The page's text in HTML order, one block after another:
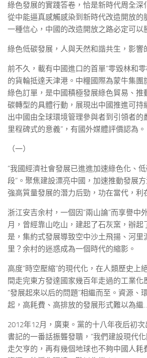
綠色發展的實踐答卷，恰是新時代周全深
從中能逼真感觸感染到新時代改造開放的
一種信心，中國的改造開放之路必定可以
綠色低碳發展，人與天然和諧共生，影響
前不久，載有中國進口的首單“零毀林和
的貨輪抵達天津港。中糧國際為蒙牛集團
綠色訂單，是中國積極發展綠色貿易、推
碳轉型的具體行動，展現出中國推進可持
出中國由全球環境管理參與者到引領者的
里程碑式的意義”，有國外媒體評價認為。
（一）
“我國經濟社會發展已進進加速綠色化、
段”。聚焦建設漂亮中國，加速推動發展
強高質量發展的潛力后勁，功在當代，利
浙江安吉余村，一個因“兩山論”而享譽中
月，曾經靠山吃山，建起了石灰窯，辦起
是，集約式發展導致空中沙土飛揚、河里
里？余村的迷惑成為一個時代的縮影。
高度“時空壓縮”的現代化，在人類歷史上
間走完東方發達國家幾百年走過的工業化
“發展起來以后的問題”相繼而至。資源、
起，高耗費、高排放的發展形式難以為
2012年12月，廣東。黨的十八年夜后初
書記的一番話振聾發聵，“我們建設現代
走欠亨的，再有幾個地球也不夠中國人耗